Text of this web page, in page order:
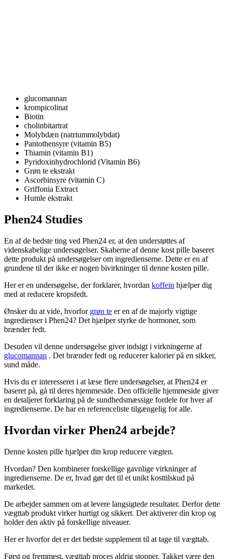
glucomannan
krompicolinat
Biotin
cholinbitartrat
Molybdæn (natriummolybdat)
Pantothensyre (vitamin B5)
Thiamin (vitamin B1)
Pyridoxinhydrochlorid (Vitamin B6)
Grøn te ekstrakt
Ascorbinsyre (vitamin C)
Griffonia Extract
Humle ekstrakt
Phen24 Studies
En af de bedste ting ved Phen24 er, at den understøttes af
videnskabelige undersøgelser. Skaberne af denne kost pille baseret
dette produkt på undersøgelser om ingredienserne. Dette er en af ​​
grundene til der ikke er nogen bivirkninger til denne kosten pille.
Her er en undersøgelse, der forklarer, hvordan koffein hjælper dig
med at reducere kropsfedt.
Ønsker du at vide, hvorfor grøn te er en af de majorly vigtige
ingredienser i Phen24? Det hjælper styrke de hormoner, som
brænder fedt.
Desuden vil denne undersøgelse giver indsigt i virkningerne af
glucomannan . Det brænder fedt og reducerer kalorier på en sikker,
sund måde.
Hvis du er interesseret i at læse flere undersøgelser, at Phen24 er
baseret på, gå til deres hjemmeside. Den officielle hjemmeside giver
en detaljeret forklaring på de sundhedsmæssige fordele for hver af
ingredienserne. De har en referenceliste tilgængelig for alle.
Hvordan virker Phen24 arbejde?
Denne kosten pille hjælper din krop reducere vægten.
Hvordan? Den kombinerer forskellige gavnlige virkninger af
ingredienserne. De er, hvad gør det til et unikt kosttilskud på
markedet.
De arbejder sammen om at levere langsigtede resultater. Derfor dette
vægttab produkt virker hurtigt og sikkert. Det aktiverer din krop og
holder den aktiv på forskellige niveauer.
Her er hvorfor det er det bedste supplement til at tage til vægttab.
Først og fremmest, vægttab proces aldrig stopper. Takket være den